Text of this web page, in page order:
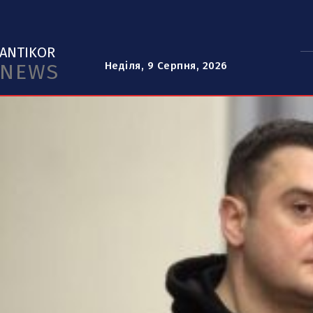
ANTIKOR
NEWS Неділя, 9 Серпня, 2026